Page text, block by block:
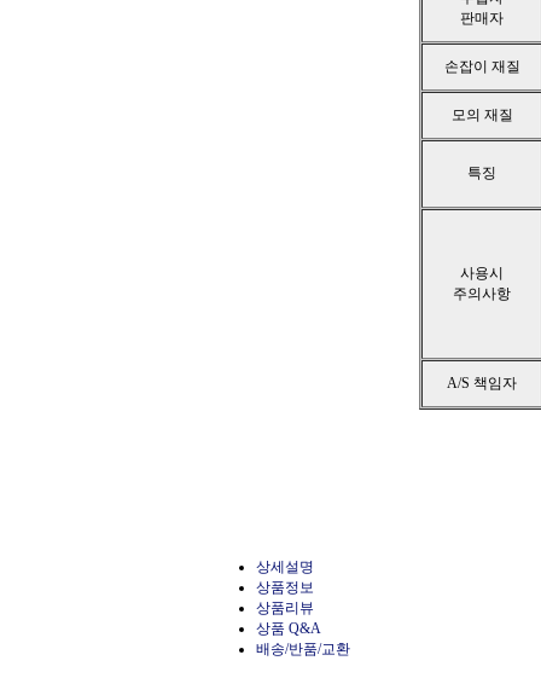
판매자
손잡이 재질
모의 재질
특징
사용시
주의사항
A/S 책임자
상세설명
상품정보
상품리뷰
상품 Q&A
배송/반품/교환